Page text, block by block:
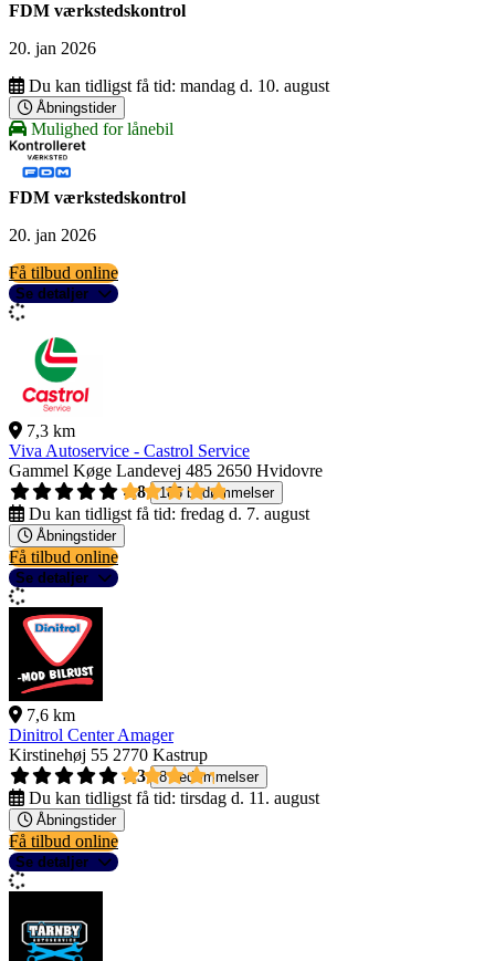
FDM værkstedskontrol
20. jan 2026
Du kan tidligst få tid: mandag d. 10. august
Åbningstider
Mulighed for lånebil
FDM værkstedskontrol
20. jan 2026
Få tilbud online
Se detaljer
7,3 km
Viva Autoservice - Castrol Service
Gammel Køge Landevej 485 2650 Hvidovre
4,8
185 bedømmelser
Du kan tidligst få tid: fredag d. 7. august
Åbningstider
Få tilbud online
Se detaljer
7,6 km
Dinitrol Center Amager
Kirstinehøj 55 2770 Kastrup
4,3
8 bedømmelser
Du kan tidligst få tid: tirsdag d. 11. august
Åbningstider
Få tilbud online
Se detaljer